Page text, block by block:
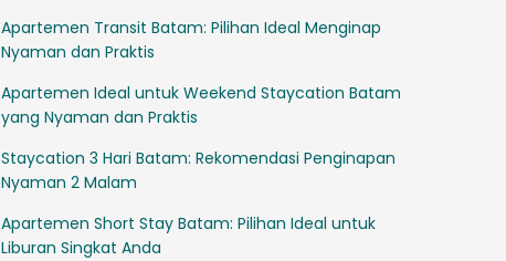
Apartemen Transit Batam: Pilihan Ideal Menginap
Nyaman dan Praktis
Apartemen Ideal untuk Weekend Staycation Batam
yang Nyaman dan Praktis
Staycation 3 Hari Batam: Rekomendasi Penginapan
Nyaman 2 Malam
Apartemen Short Stay Batam: Pilihan Ideal untuk
Liburan Singkat Anda